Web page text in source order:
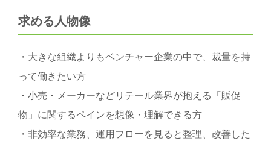
求める人物像
・大きな組織よりもベンチャー企業の中で、裁量を持
って働きたい方
・小売・メーカーなどリテール業界が抱える「販促
物」に関するペインを想像・理解できる方
・非効率な業務、運用フローを見ると整理、改善した